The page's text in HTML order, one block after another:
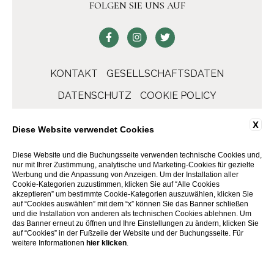
FOLGEN SIE UNS AUF
KONTAKT
GESELLSCHAFTSDATEN
DATENSCHUTZ
COOKIE POLICY
WEBSITE BY BLASTNESS
X
Diese Website verwendet Cookies
Diese Website und die Buchungsseite verwenden technische Cookies und,
nur mit Ihrer Zustimmung, analytische und Marketing-Cookies für gezielte
Werbung und die Anpassung von Anzeigen. Um der Installation aller
Cookie-Kategorien zuzustimmen, klicken Sie auf “Alle Cookies
akzeptieren” um bestimmte Cookie-Kategorien auszuwählen, klicken Sie
auf “Cookies auswählen” mit dem “x” können Sie das Banner schließen
und die Installation von anderen als technischen Cookies ablehnen. Um
das Banner erneut zu öffnen und Ihre Einstellungen zu ändern, klicken Sie
auf “Cookies” in der Fußzeile der Website und der Buchungsseite. Für
weitere Informationen hier klicken.